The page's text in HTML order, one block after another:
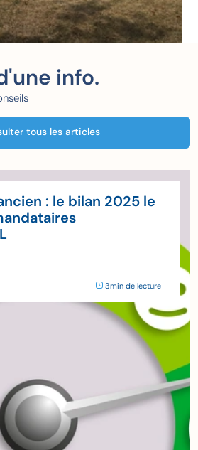
info.
tous les articles
: le bilan 2025 le
3min de lecture